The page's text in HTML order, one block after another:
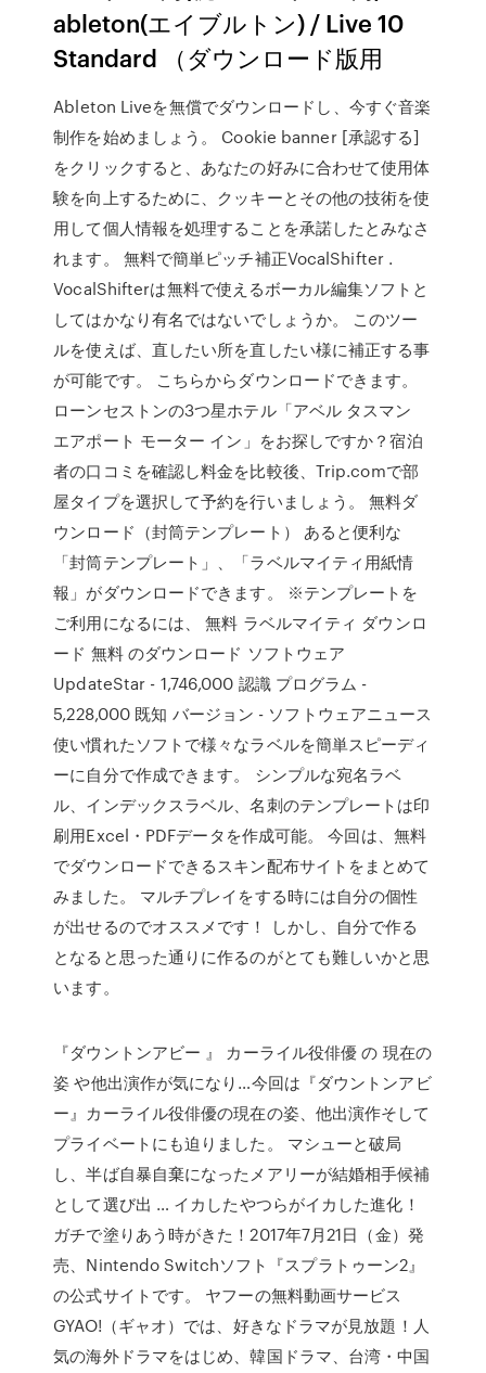
ableton(エイブルトン) / Live 10
Standard （ダウンロード版用
Ableton Liveを無償でダウンロードし、今すぐ音楽
制作を始めましょう。 Cookie banner [承認する]
をクリックすると、あなたの好みに合わせて使用体
験を向上するために、クッキーとその他の技術を使
用して個人情報を処理することを承諾したとみなさ
れます。 無料で簡単ピッチ補正VocalShifter .
VocalShifterは無料で使えるボーカル編集ソフトと
してはかなり有名ではないでしょうか。 このツー
ルを使えば、直したい所を直したい様に補正する事
が可能です。 こちらからダウンロードできます。
ローンセストンの3つ星ホテル「アベル タスマン
エアポート モーター イン」をお探しですか？宿泊
者の口コミを確認し料金を比較後、Trip.comで部
屋タイプを選択して予約を行いましょう。 無料ダ
ウンロード（封筒テンプレート） あると便利な
「封筒テンプレート」、「ラベルマイティ用紙情
報」がダウンロードできます。 ※テンプレートを
ご利用になるには、 無料 ラベルマイティ ダウンロ
ード 無料 のダウンロード ソフトウェア
UpdateStar - 1,746,000 認識 プログラム -
5,228,000 既知 バージョン - ソフトウェアニュース
使い慣れたソフトで様々なラベルを簡単スピーディ
ーに自分で作成できます。 シンプルな宛名ラベ
ル、インデックスラベル、名刺のテンプレートは印
刷用Excel・PDFデータを作成可能。 今回は、無料
でダウンロードできるスキン配布サイトをまとめて
みました。 マルチプレイをする時には自分の個性
が出せるのでオススメです！ しかし、自分で作る
となると思った通りに作るのがとても難しいかと思
います。
『ダウントンアビー 』 カーライル役俳優 の 現在の
姿 や他出演作が気になり…今回は『ダウントンアビ
ー』カーライル役俳優の現在の姿、他出演作そして
プライベートにも迫りました。 マシューと破局
し、半ば自暴自棄になったメアリーが結婚相手候補
として選び出 … イカしたやつらがイカした進化！
ガチで塗りあう時がきた！2017年7月21日（金）発
売、Nintendo Switchソフト『スプラトゥーン2』
の公式サイトです。 ヤフーの無料動画サービス
GYAO!（ギャオ）では、好きなドラマが見放題！人
気の海外ドラマをはじめ、韓国ドラマ、台湾・中国